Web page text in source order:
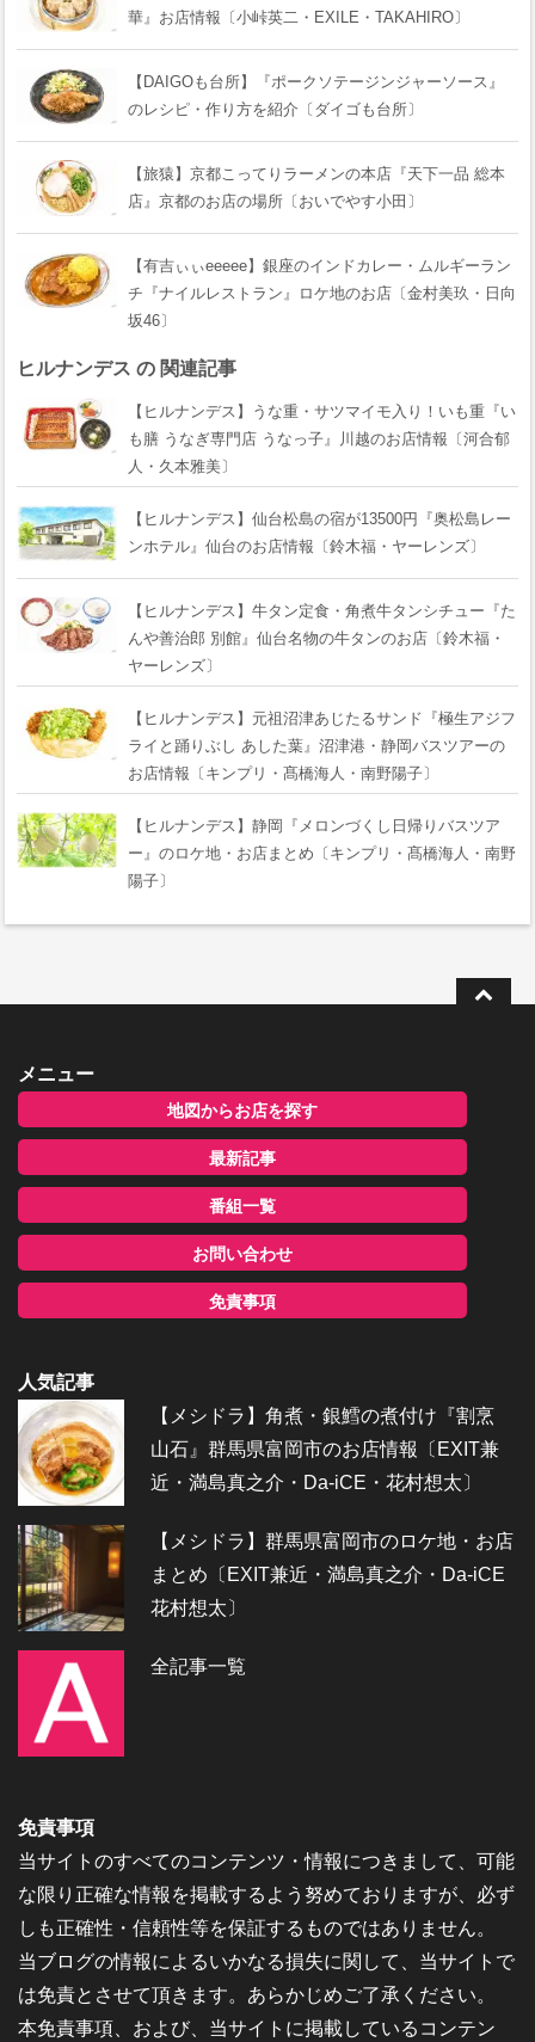
華』お店情報〔小峠英二・EXILE・TAKAHIRO〕
【DAIGOも台所】『ポークソテージンジャーソース』
のレシピ・作り方を紹介〔ダイゴも台所〕
【旅猿】京都こってりラーメンの本店『天下一品 総本
店』京都のお店の場所〔おいでやす小田〕
【有吉ぃぃeeeee】銀座のインドカレー・ムルギーラン
チ『ナイルレストラン』ロケ地のお店〔金村美玖・日向
坂46〕
ヒルナンデス の 関連記事
【ヒルナンデス】うな重・サツマイモ入り！いも重『い
も膳 うなぎ専門店 うなっ子』川越のお店情報〔河合郁
人・久本雅美〕
【ヒルナンデス】仙台松島の宿が13500円『奥松島レー
ンホテル』仙台のお店情報〔鈴木福・ヤーレンズ〕
【ヒルナンデス】牛タン定食・角煮牛タンシチュー『た
んや善治郎 別館』仙台名物の牛タンのお店〔鈴木福・
ヤーレンズ〕
【ヒルナンデス】元祖沼津あじたるサンド『極生アジフ
ライと踊りぶし あした葉』沼津港・静岡バスツアーの
お店情報〔キンプリ・髙橋海人・南野陽子〕
【ヒルナンデス】静岡『メロンづくし日帰りバスツア
ー』のロケ地・お店まとめ〔キンプリ・髙橋海人・南野
陽子〕
メニュー
地図からお店を探す
最新記事
番組一覧
お問い合わせ
免責事項
人気記事
【メシドラ】角煮・銀鱈の煮付け『割烹
山石』群馬県富岡市のお店情報〔EXIT兼
近・満島真之介・Da-iCE・花村想太〕
【メシドラ】群馬県富岡市のロケ地・お店
まとめ〔EXIT兼近・満島真之介・Da-iCE
花村想太〕
全記事一覧
免責事項
当サイトのすべてのコンテンツ・情報につきまして、可能
な限り正確な情報を掲載するよう努めておりますが、必ず
しも正確性・信頼性等を保証するものではありません。
当ブログの情報によるいかなる損失に関して、当サイトで
は免責とさせて頂きます。あらかじめご了承ください。
本免責事項、および、当サイトに掲載しているコンテン